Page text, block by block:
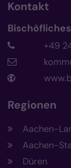
Kontakt
+49
Regionen
Aachen-
Aachen-
Düren